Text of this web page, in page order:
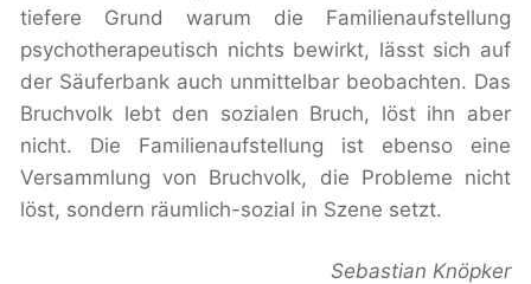
tiefere Grund warum die Familienaufstellung
psychotherapeutisch nichts bewirkt, lässt sich auf
der Säuferbank auch unmittelbar beobachten. Das
Bruchvolk lebt den sozialen Bruch, löst ihn aber
nicht. Die Familienaufstellung ist ebenso eine
Versammlung von Bruchvolk, die Probleme nicht
löst, sondern räumlich-sozial in Szene setzt.
Sebastian Knöpker